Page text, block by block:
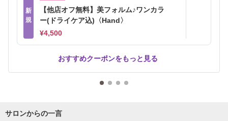
新
規
【他店オフ無料】美フォルム♪ワンカラ
ー(ドライケア込)〈Hand〉
¥4,500
おすすめクーポンをもっと見る
サロンからの一言